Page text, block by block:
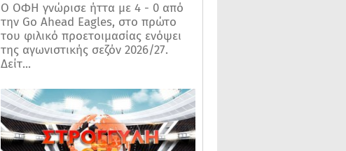
Ο ΟΦΗ γνώρισε ήττα με 4 - 0 από
την Go Ahead Eagles, στο πρώτο
του φιλικό προετοιμασίας ενόψει
της αγωνιστικής σεζόν 2026/27.
Δείτ...